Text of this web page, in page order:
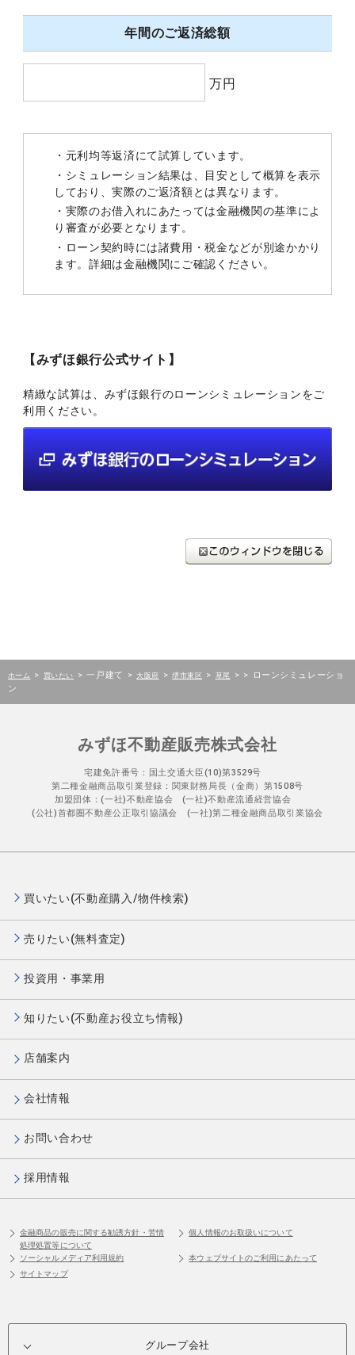
年間のご返済総額
万円
・元利均等返済にて試算しています。
・シミュレーション結果は、目安として概算を表示
しており、実際のご返済額とは異なります。
・実際のお借入れにあたっては金融機関の基準によ
り審査が必要となります。
・ローン契約時には諸費用・税金などが別途かかり
ます。詳細は金融機関にご確認ください。
【みずほ銀行公式サイト】
精緻な試算は、みずほ銀行のローンシミュレーションをご
利用ください。
ホーム > 買いたい > 一戸建て > 大阪府 > 堺市東区 > 草尾 > >
ローンシミュレーショ
ン
みずほ不動産販売株式会社
宅建免許番号：国土交通大臣(10)第3529号
第二種金融商品取引業登録：関東財務局長（金商）第1508号
加盟団体：(一社)不動産協会 (一社)不動産流通経営協会
(公社)首都圏不動産公正取引協議会 (一社)第二種金融商品取引業協会
買いたい(不動産購入/物件検索)
売りたい(無料査定)
投資用・事業用
知りたい(不動産お役立ち情報)
店舗案内
会社情報
お問い合わせ
採用情報
金融商品の販売に関する勧誘方針・苦情
処理処置等について
個人情報のお取扱いについて
ソーシャルメディア利用規約
本ウェブサイトのご利用にあたって
サイトマップ
グループ会社